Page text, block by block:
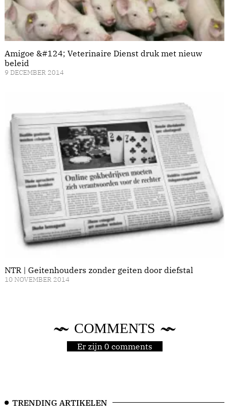
Amigoe &#124; Veterinaire Dienst druk met nieuw
beleid
9 DECEMBER 2014
NTR | Geitenhouders zonder geiten door diefstal
10 NOVEMBER 2014
COMMENTS
Er zijn 0 comments
TRENDING ARTIKELEN